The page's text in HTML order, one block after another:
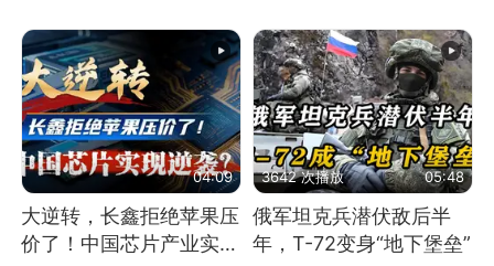
04:09
大逆转，长鑫拒绝苹果压
价了！中国芯片产业实现
3642 次播放 05:48
俄军坦克兵潜伏敌后半
年，T-72变身“地下堡垒”